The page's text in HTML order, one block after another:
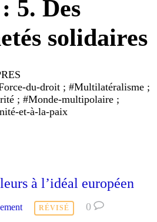
5. Des
solidaires
du-droit ; #Multilatéralisme ;
; #Monde-multipolaire ;
et-à-la-paix
à l’idéal européen
RÉVISÉ 0